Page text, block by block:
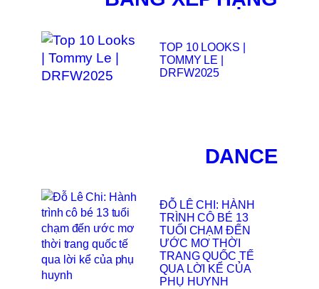
TOP 10 LOOKS |
TOMMY LE |
DRFW2025
DANCE
ĐỖ LÊ CHI: HÀNH
TRÌNH CÔ BÉ 13
TUỔI CHẠM ĐẾN
ƯỚC MƠ THỜI
TRANG QUỐC TẾ
QUA LỜI KỂ CỦA
PHỤ HUYNH